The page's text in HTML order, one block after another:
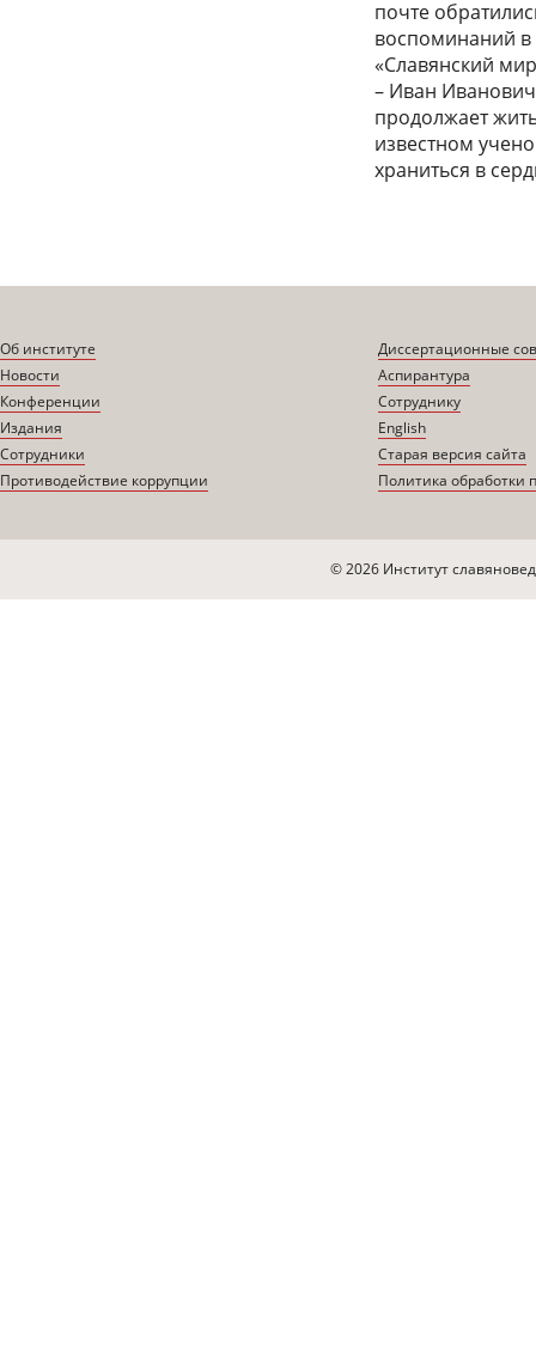
почте
воспоминаний в
«Славянский
– Иван
продолжает
известном
храниться в
Об институте
Новости
Конференции
Издания
Сотрудники
Противодействие коррупции
Диссертационные
Аспирантура
Сотруднику
English
Старая версия сайта
Политика обработки
© 2026 Институт